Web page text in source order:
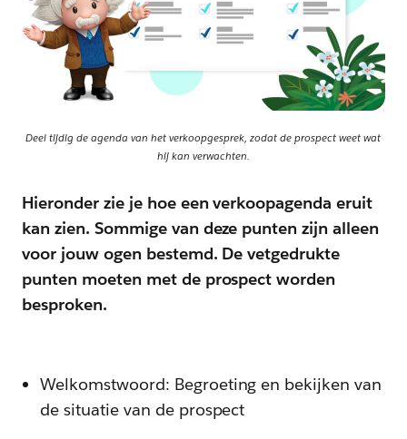
Deel tijdig de agenda van het verkoopgesprek, zodat de prospect weet wat
hij kan verwachten.
Hieronder zie je hoe een verkoopagenda eruit
kan zien. Sommige van deze punten zijn alleen
voor jouw ogen bestemd. De vetgedrukte
punten moeten met de prospect worden
besproken.
Welkomstwoord: Begroeting en bekijken van
de situatie van de prospect